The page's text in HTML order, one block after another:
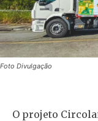
Foto Divulgação
O projeto